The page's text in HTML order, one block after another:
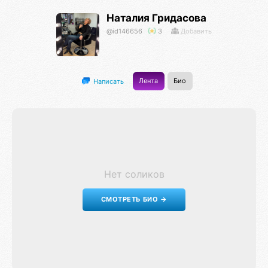
Наталия Гридасова
@id146656 3 Добавить
Написать Лента Био
Нет соликов
СМОТРЕТЬ БИО →